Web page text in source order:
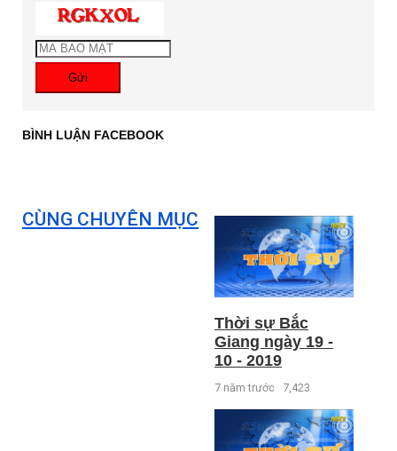
Gửi
BÌNH LUẬN FACEBOOK
CÙNG CHUYÊN MỤC
Thời sự Bắc
Giang ngày 19 -
10 - 2019
7 năm trước 7,423